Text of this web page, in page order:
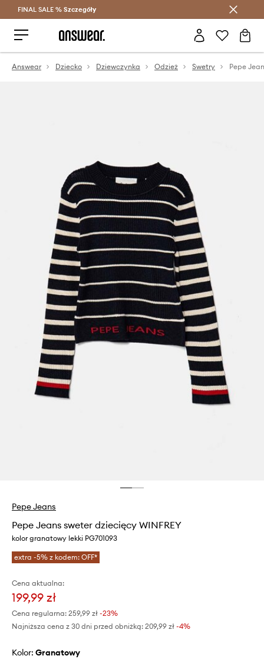
Oszczędzaj z Answear Club >
FINAL SALE % Szczegóły
Answear Dziecko Dziewczynka Odzież Swetry
Pepe Jeans
Pepe Jeans sweter dziecięcy WINFREY
kolor granatowy lekki PG701093
extra -5% z kodem: OFF*
Cena aktualna:
199,99 zł
Cena regularna: 259,99 zł -23%
Najniższa cena z 30 dni przed obniżką: 209,99 zł -4%
Kolor: granatowy